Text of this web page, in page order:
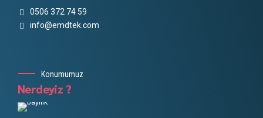
0506 372 74 59
info@emdtek.com
Konumumuz
Nerdeyiz ?